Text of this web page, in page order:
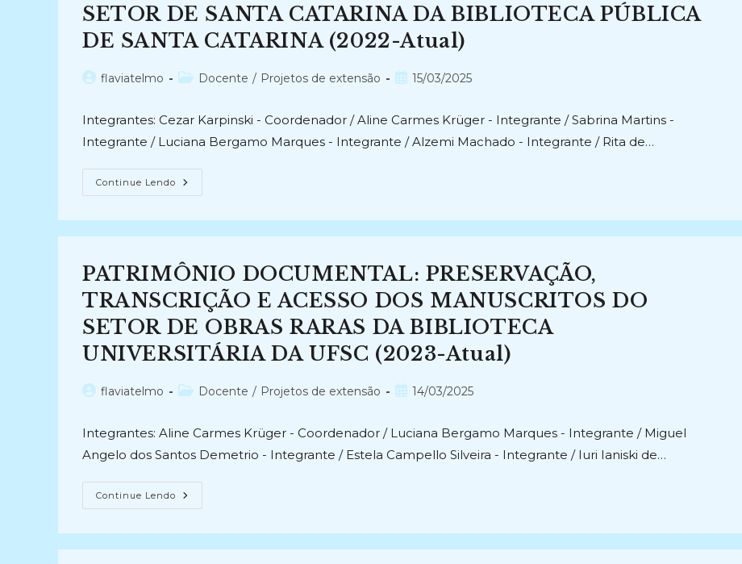
SETOR DE SANTA CATARINA DA BIBLIOTECA PÚBLICA
DE SANTA CATARINA (2022-Atual)
Autorflaviatelmo
Categoria
Docente / Projetos de extensão
Post15/03/2025
Integrantes: Cezar Karpinski - Coordenador / Aline Carmes Krüger - Integrante / Sabrina Martins -
Integrante / Luciana Bergamo Marques - Integrante / Alzemi Machado - Integrante / Rita de…
Continue Lendo CONSERVAÇÃO
E
RARAS
SETOR
DE
SANTA
CATARINA
DA
BIBLIOTECA
PÚBLICA
SANTA
CATARINA
Atual)
PATRIMÔNIO DOCUMENTAL: PRESERVAÇÃO,
TRANSCRIÇÃO E ACESSO DOS MANUSCRITOS DO
SETOR DE OBRAS RARAS DA BIBLIOTECA
UNIVERSITÁRIA DA UFSC (2023-Atual)
Autorflaviatelmo
Categoria
Docente / Projetos de extensão
Post14/03/2025
Integrantes: Aline Carmes Krüger - Coordenador / Luciana Bergamo Marques - Integrante / Miguel
Angelo dos Santos Demetrio - Integrante / Estela Campello Silveira - Integrante / Iuri Ianiski de…
Continue Lendo PATRIMÔNIO
DOCUMENTAL:
ACESSO